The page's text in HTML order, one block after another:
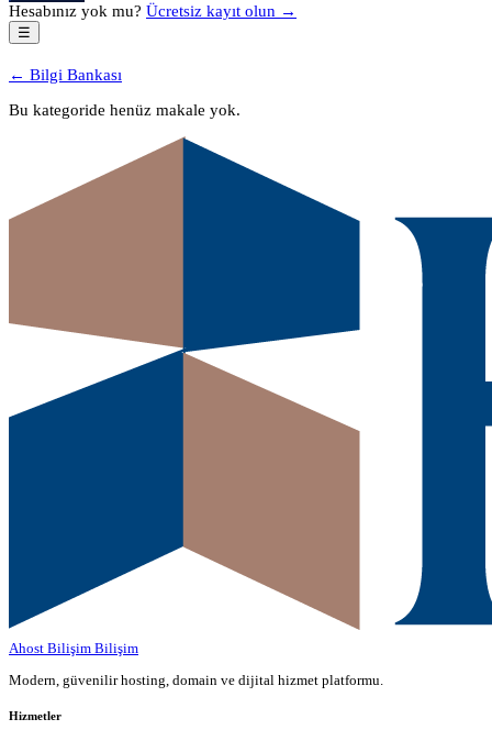
Hesabınız yok mu? Ücretsiz kayıt olun →
☰
← Bilgi Bankası
Bu kategoride henüz makale yok.
Ahost Bilişim Bilişim
Modern, güvenilir hosting, domain ve dijital hizmet platformu.
Hizmetler